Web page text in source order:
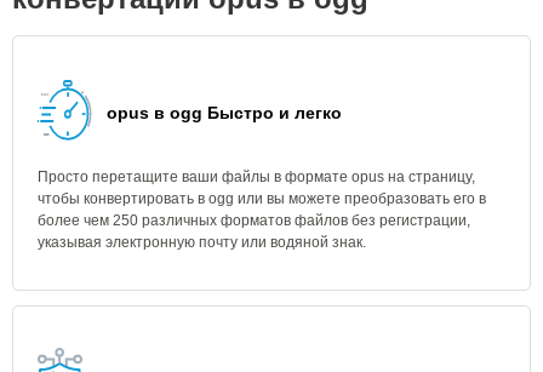
opus в ogg Быстро и легко
Просто перетащите ваши файлы в формате opus на страницу,
чтобы конвертировать в ogg или вы можете преобразовать его в
более чем 250 различных форматов файлов без регистрации,
указывая электронную почту или водяной знак.